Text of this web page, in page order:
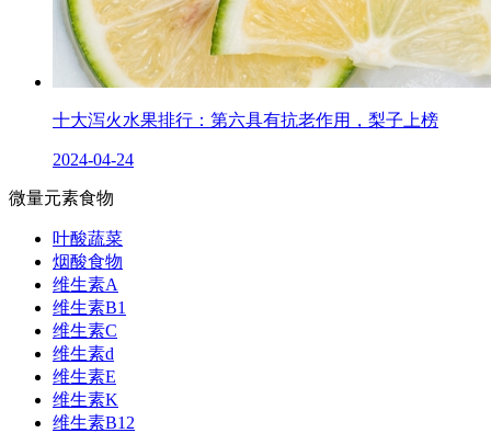
十大泻火水果排行：第六具有抗老作用，梨子上榜
2024-04-24
微量元素食物
叶酸蔬菜
烟酸食物
维生素A
维生素B1
维生素C
维生素d
维生素E
维生素K
维生素B12